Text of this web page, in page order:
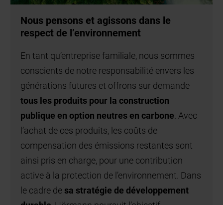
la construction
neutres en carbone
de développement Process logistiques